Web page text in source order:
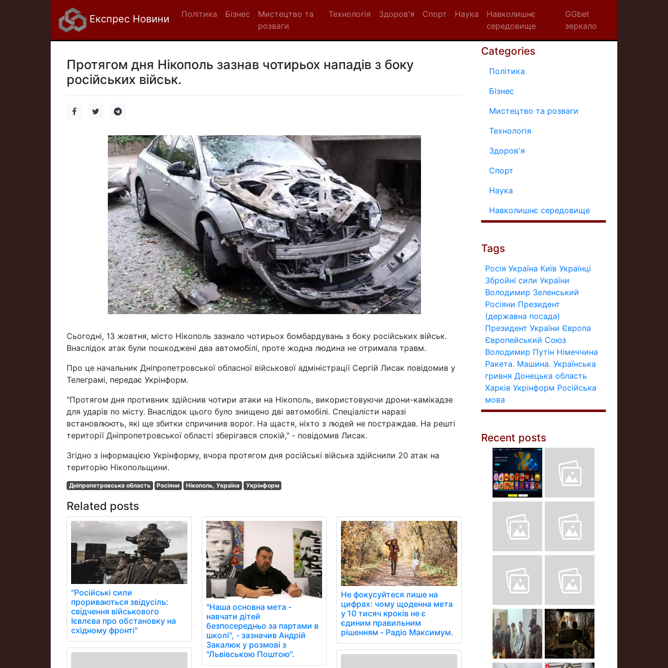
Експрес Новини Політика Бізнес
Мистецтво та
розваги
Технологія Здоров'я Спорт Наука
Навколишнє
середовище
GGbet
зеркало
Протягом дня Нікополь зазнав чотирьох нападів з боку
російських військ.
Сьогодні, 13 жовтня, місто Нікополь зазнало чотирьох бомбардувань з боку російських військ.
Внаслідок атак були пошкоджені два автомобілі, проте жодна людина не отримала травм.
Про це начальник Дніпропетровської обласної військової адміністрації Сергій Лисак повідомив у
Телеграмі, передає Укрінформ.
"Протягом дня противник здійснив чотири атаки на Нікополь, використовуючи дрони-камікадзе
для ударів по місту. Внаслідок цього було знищено дві автомобілі. Спеціалісти наразі
встановлюють, які ще збитки спричинив ворог. На щастя, ніхто з людей не постраждав. На решті
території Дніпропетровської області зберігався спокій," - повідомив Лисак.
Згідно з інформацією Укрінформу, вчора протягом дня російські війська здійснили 20 атак на
територію Нікопольщини.
Дніпропетровська область Росіяни Нікополь, Україна Укрінформ
Related posts
"Російські сили
прориваються звідусіль:
свідчення військового
Ієвлєва про обстановку на
східному фронті"
"Наша основна мета -
навчати дітей
безпосередньо за партами в
школі", - зазначив Андрій
Закалюк у розмові з
"Львівською Поштою".
Не фокусуйтеся лише на
цифрах: чому щоденна мета
у 10 тисяч кроків не є
єдиним правильним
рішенням - Радіо Максимум.
Categories
Політика
Бізнес
Мистецтво та розваги
Технологія
Здоров'я
Спорт
Наука
Навколишнє середовище
Tags
Росія Україна Київ Українці
Збройні сили України
Володимир Зеленський
Росіяни Президент
(державна посада)
Президент України Європа
Європейський Союз
Володимир Путін Німеччина
Ракета. Машина. Українська
гривня Донецька область
Харків Укрінформ Російська
мова
Recent posts